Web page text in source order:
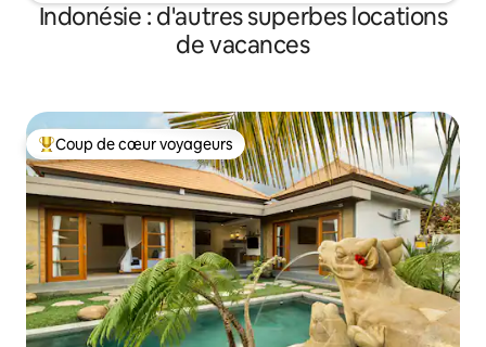
Indonésie : d'autres superbes locations
de vacances
Coups de cœur voyageurs les plus appréciés
Coup de cœur voyageurs